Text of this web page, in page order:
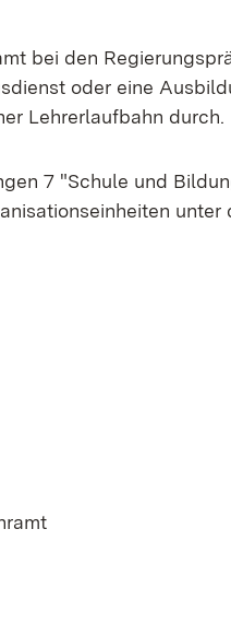
bei den
oder eine
Lehrerlaufbahn durch.
7 "Schule und
unter